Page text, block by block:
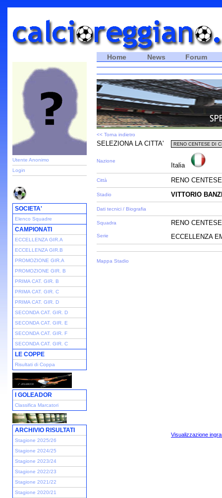
Utente Anonimo
Login
SOCIETA'
Elenco Squadre
CAMPIONATI
ECCELLENZA GIR.A
ECCELLENZA GIR.B
PROMOZIONE GIR.A
PROMOZIONE GIR. B
PRIMA CAT. GIR. B
PRIMA CAT. GIR. C
PRIMA CAT. GIR. D
SECONDA CAT. GIR. D
SECONDA CAT. GIR. E
SECONDA CAT. GIR. F
SECONDA CAT. GIR. C
LE COPPE
Risultati di Coppa
I GOLEADOR
Classifica Marcatori
ARCHIVIO RISULTATI
Stagione 2025/26
Stagione 2024/25
Stagione 2023/24
Stagione 2022/23
Stagione 2021/22
Stagione 2020/21
Home News Forum
<< Torna indietro
SELEZIONA LA CITTA'
Nazione
Italia
Città RENO
Stadio VITTORIO
Dati tecnici / Biografia
Squadra
Serie
RENO
ECCELLENZA
Mappa Stadio
Visualizzazione